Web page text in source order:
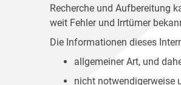
Recherche und Aufbereitung
weit Fehler und Irrtümer
Die Informationen dieses
allgemeiner Art, und
nicht notwendigerweise